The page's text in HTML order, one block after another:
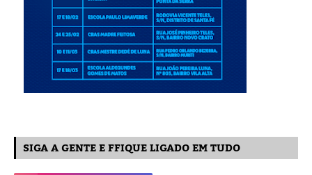
SIGA A GENTE E FFIQUE LIGADO EM TUDO